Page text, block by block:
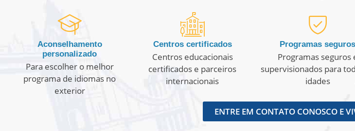
Aconselhamento
personalizado
Para escolher o melhor
programa de idiomas no
exterior
Centros certificados
Centros educacionais
certificados e parceiros
internacionais
Programas seguros
Programas seguros
supervisionados para
idades
ENTRE EM CONTATO CONOSCO E